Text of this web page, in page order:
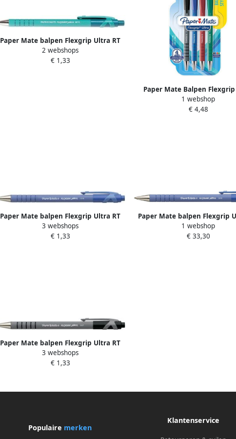
Paper Mate balpen Flexgrip Ultra RT
medium groen
2 webshops
€ 1,33
Paper Mate Balpen
medium assorti blister 3+1
1 webshop
€ 4,48
Paper Mate balpen Flexgrip Ultra RT
medium blauw
3 webshops
€ 1,33
Paper Mate balpen Flexgrip
medium blauw 12 stuks
1 webshop
€ 33,30
Paper Mate balpen Flexgrip Ultra RT
medium zwart
3 webshops
€ 1,33
Populaire merken
Klantenservice